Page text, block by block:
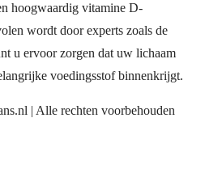
hoogwaardig vitamine D-
wordt door experts zoals de
u ervoor zorgen dat uw lichaam
voedingsstof binnenkrijgt.
| Alle rechten voorbehouden